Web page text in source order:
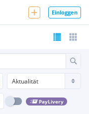
Einloggen
PayLivery